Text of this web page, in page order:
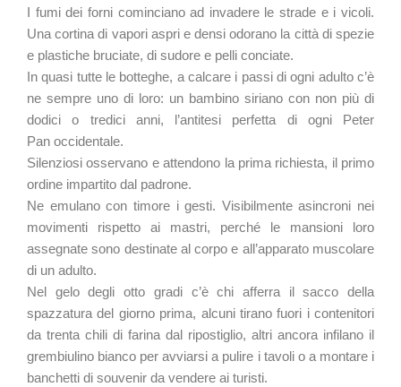
I fumi dei forni cominciano ad invadere le strade e i vicoli.
Una cortina di vapori aspri e densi odorano la città di spezie
e plastiche bruciate, di sudore e pelli conciate.
In quasi tutte le botteghe, a calcare i passi di ogni adulto c’è
ne sempre uno di loro: un bambino siriano con non più di
dodici o tredici anni, l’antitesi perfetta di ogni Peter
Pan occidentale.
Silenziosi osservano e attendono la prima richiesta, il primo
ordine impartito dal padrone.
Ne emulano con timore i gesti. Visibilmente asincroni nei
movimenti rispetto ai mastri, perché le mansioni loro
assegnate sono destinate al corpo e all’apparato muscolare
di un adulto.
Nel gelo degli otto gradi c’è chi afferra il sacco della
spazzatura del giorno prima, alcuni tirano fuori i contenitori
da trenta chili di farina dal ripostiglio, altri ancora infilano il
grembiulino bianco per avviarsi a pulire i tavoli o a montare i
banchetti di souvenir da vendere ai turisti.